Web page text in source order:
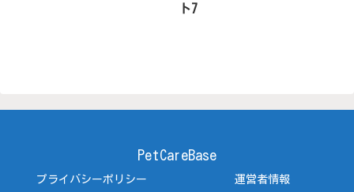
ト7
PetCareBase
プライバシーポリシー 運営者情報